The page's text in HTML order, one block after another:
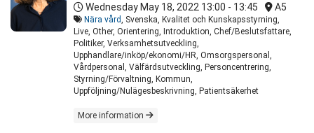
Wednesday May 18, 2022 13:00 - 13:45 A5
Nära vård, Svenska, Kvalitet och Kunskapsstyrning,
Live, Other, Orientering, Introduktion, Chef/Beslutsfattare,
Politiker, Verksamhetsutveckling,
Upphandlare/inköp/ekonomi/HR, Omsorgspersonal,
Vårdpersonal, Välfärdsutveckling, Personcentrering,
Styrning/Förvaltning, Kommun,
Uppföljning/Nulägesbeskrivning, Patientsäkerhet
More information